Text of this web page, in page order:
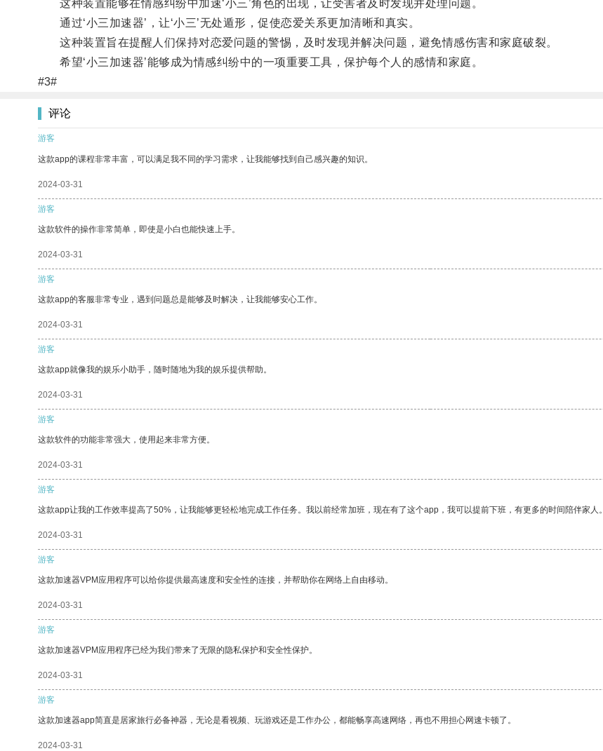
这种装置能够在情感纠纷中加速‘小三’角色的出现，让受害者及时发现并处理问题。
通过‘小三加速器’，让‘小三’无处遁形，促使恋爱关系更加清晰和真实。
这种装置旨在提醒人们保持对恋爱问题的警惕，及时发现并解决问题，避免情感伤害和家庭破裂。
希望‘小三加速器’能够成为情感纠纷中的一项重要工具，保护每个人的感情和家庭。
#3#
评论
游客
这款app的课程非常丰富，可以满足我不同的学习需求，让我能够找到自己感兴趣的知识。
2024-03-31
游客
这款软件的操作非常简单，即使是小白也能快速上手。
2024-03-31
游客
这款app的客服非常专业，遇到问题总是能够及时解决，让我能够安心工作。
2024-03-31
游客
这款app就像我的娱乐小助手，随时随地为我的娱乐提供帮助。
2024-03-31
游客
这款软件的功能非常强大，使用起来非常方便。
2024-03-31
游客
这款app让我的工作效率提高了50%，让我能够更轻松地完成工作任务。我以前经常加班，现在有了这个app，我可以提前下班，有更多的时间陪伴家人。
2024-03-31
游客
这款加速器VPM应用程序可以给你提供最高速度和安全性的连接，并帮助你在网络上自由移动。
2024-03-31
游客
这款加速器VPM应用程序已经为我们带来了无限的隐私保护和安全性保护。
2024-03-31
游客
这款加速器app简直是居家旅行必备神器，无论是看视频、玩游戏还是工作办公，都能畅享高速网络，再也不用担心网速卡顿了。
2024-03-31